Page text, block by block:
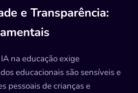
e Transparência:
na educação exige
educacionais são sensíveis e
pessoais de crianças e